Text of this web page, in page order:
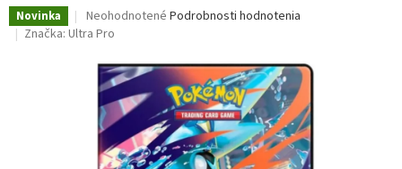
Novinka
Priemerné
hodnotenie
0,0
hviezdičiek.
Neohodnotené Podrobnosti hodnotenia
Značka: Ultra Pro